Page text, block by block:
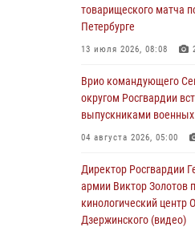
06 августа 2026, 13:29
В Центральном округе
И.К. Яковлева
06 августа 2026, 13:24
Росгвардейцы
06 августа 2026, 12:35
Росгвардейцы провели
для участников сбора
товарищеского матча
Петербурге
13 июля 2026, 08:08
Врио командующего
округом Росгвардии
выпускниками военных
04 августа 2026, 05:00
Директор Росгвардии
армии Виктор Золотов
кинологический
Дзержинского (видео)